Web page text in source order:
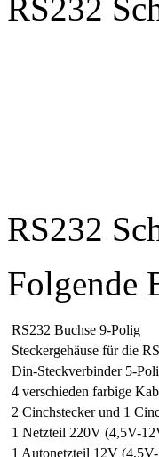
RS232
RS232
Folgende
RS232 Buchse 9-Polig
Steckergehäuse für die
Din-Steckverbinder 5-
4 verschieden farbige
2 Cinchstecker und 1
1 Netzteil 220V (4,5V-
1 Autonetzteil 12V